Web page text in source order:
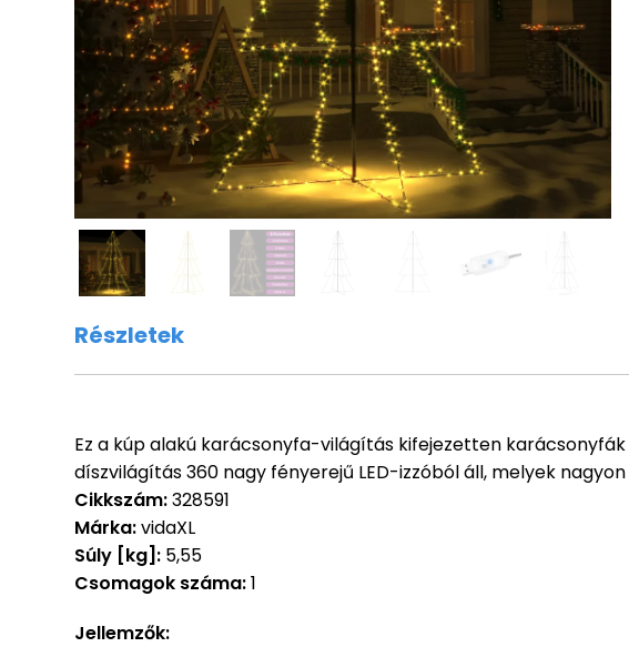
Részletek
Ez a kúp alakú karácsonyfa-világítás kifejezetten
díszvilágítás 360 nagy fényerejű LED-izzóból áll, melyek
Cikkszám:328591
Márka:vidaXL
Súly [kg]: 5,55
Csomagok száma:1
Jellemzők: